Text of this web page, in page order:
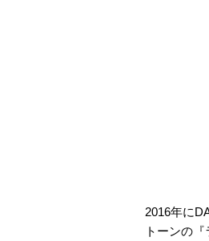
2016年に
トーンの